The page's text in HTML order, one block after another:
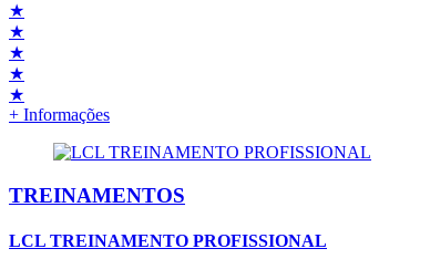
★
★
★
★
★
+ Informações
TREINAMENTOS
LCL TREINAMENTO PROFISSIONAL